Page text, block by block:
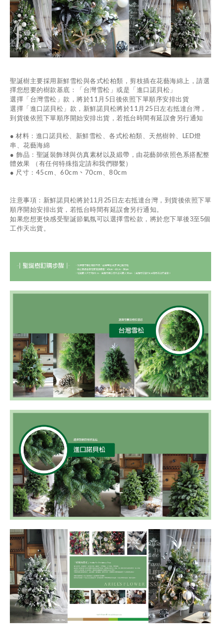
聖誕樹主要採用新鮮雪松與各式松柏類，剪枝插在花藝海綿上，請選
擇您想要的樹款基底：「台灣雪松」或是「進口諾貝松」
選擇「台灣雪松」款，將於11 月 5 日後依照下單順序安排出貨
選擇「進口諾貝松」款，新鮮諾貝松將於11 月 25 日左右抵達台灣，
到貨後依照下單順序開始安排出貨，若抵台時間有延誤會另行通知
● 材料：進口諾貝松、新鮮雪松、各式松柏類、天然樹幹、 LED燈
串、花藝海綿
● 飾品：聖誕裝飾球與仿真素材以及緞帶，由花藝師依照色系搭配整
體效果 （有任何特殊指定請和我們聯繫）
● 尺寸： 45cm 60cm、70cm 80cm
注意事項：新鮮諾貝松將於11 月 25 日左右抵達台灣，到貨後依照下單
順序開始安排出貨，若抵台時間有延誤會另行通知。
如果您想更快感受聖誕節氣氛可以選擇雪松款，將於您下單後3至5個
工作天出貨。